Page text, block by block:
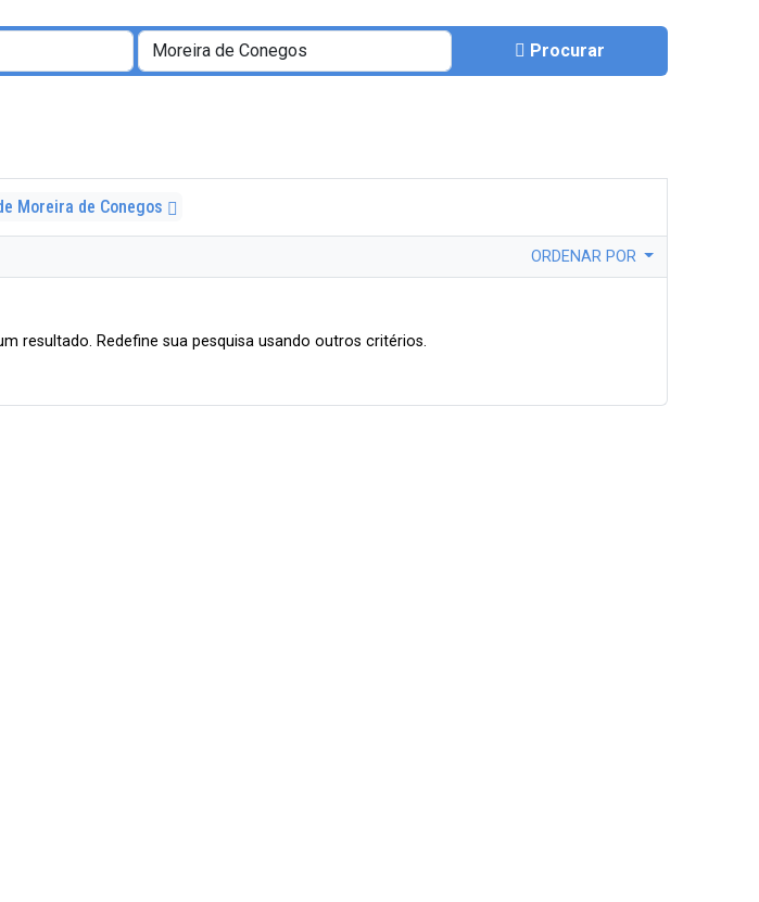
Procurar
Moreira de Conegos
ORDENAR POR
resultado. Redefine sua pesquisa usando outros critérios.